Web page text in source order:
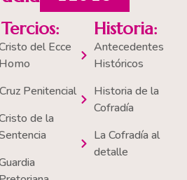
b
o
o
k
r
a
Tercios:
del Ecce
Homo
Cruz Penitencial
de la
Historia:
Antecedentes
Históricos
Historia de la
Cofradía
La Cofradía al
detalle